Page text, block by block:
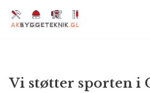
Spring
Vi støtter sporten i